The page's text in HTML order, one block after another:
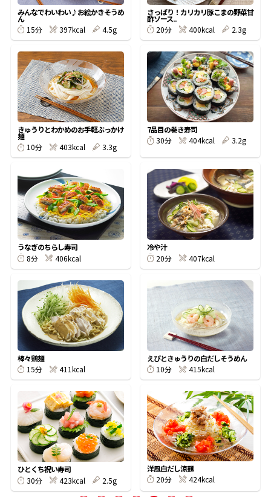
『踊り節』
鰹節屋の
だしパック
だし粉
商品情報一覧
おすすめサイト
新鮮一番
氷熟®︎
だしパック
みんなでわいわい♪お絵かきそうめ
ん
15分
397kcal 4.5g
さっぱり！カリカリ豚こまの野菜甘
酢ソース..
20分
400kcal 2.3g
きゅうりとわかめのお手軽ぶっかけ
麺
10分
403kcal 3.3g
7品目の巻き寿司
30分
404kcal 3.2g
うなぎのちらし寿司
8分
406kcal
冷や汁
20分
407kcal
棒々鶏麺
15分
411kcal
えびときゅうりの白だしそうめん
10分
415kcal
ひとくち祝い寿司
30分
423kcal 2.5g
洋風白だし涼麺
20分
424kcal